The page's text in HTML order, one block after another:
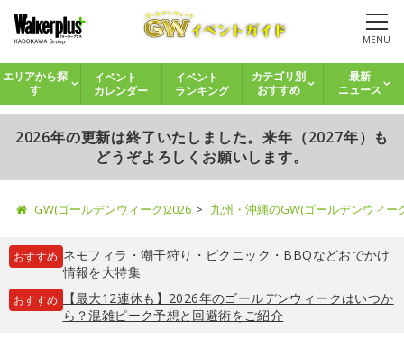
MENU
エリアから探
す
イベント
カレンダー
イベント
ランキング
カテゴリ別
おすすめ
最新
ニュース
2026年の更新は終了いたしました。来年（2027年）も
どうぞよろしくお願いします。
GW(ゴールデンウィーク)2026 九州・沖縄のGW(ゴールデンウィ
おすすめ ネモフィラ ・ 潮干狩り ・ ピクニック ・ BBQなどおでかけ
情報を大特集
おすすめ
【最大12連休も】2026年のゴールデンウィークはいつか
ら？混雑ピーク予想と回避術をご紹介